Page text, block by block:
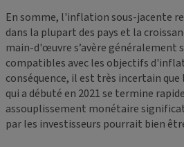
En somme, l'inflation sous-jacente
dans la plupart des pays et la
main-d'œuvre s’avère généralement
compatibles avec les objectifs
conséquence, il est très incertain
qui a débuté en 2021 se termine
assouplissement monétaire
par les investisseurs pourrait bien